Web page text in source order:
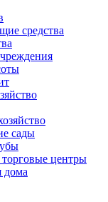
средства
сады
центры
дома